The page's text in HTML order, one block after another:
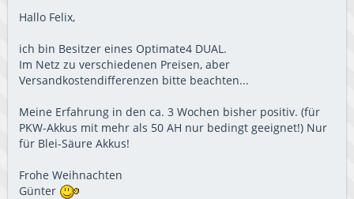
Hallo Felix,
ich bin Besitzer eines Optimate4 DUAL.
Im Netz zu verschiedenen Preisen, aber
Versandkostendifferenzen bitte beachten...
Meine Erfahrung in den ca. 3 Wochen bisher positiv. (für
PKW-Akkus mit mehr als 50 AH nur bedingt geeignet!) Nur
für Blei-Säure Akkus!
Frohe Weihnachten
Günter